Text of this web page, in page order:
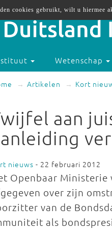
Wetenschap
Artikelen Kort
aan
nieuws - 22 februari 2012
Openbaar
over zijn
van de
als
cookies gebruikt, wilt u hiermee